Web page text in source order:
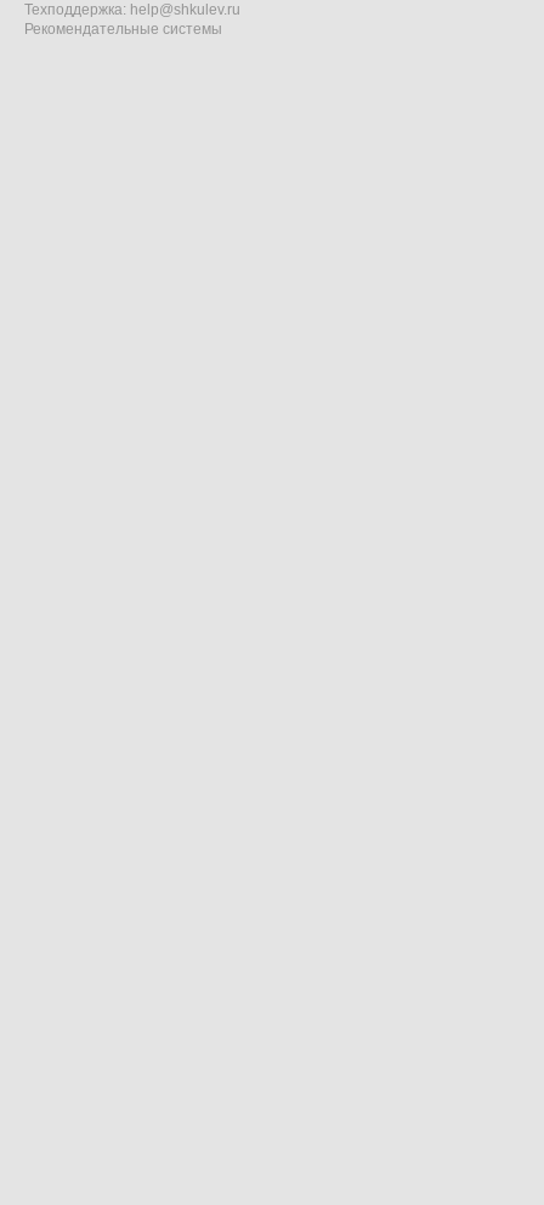
Техподдержка: help@shkulev.ru
Рекомендательные системы